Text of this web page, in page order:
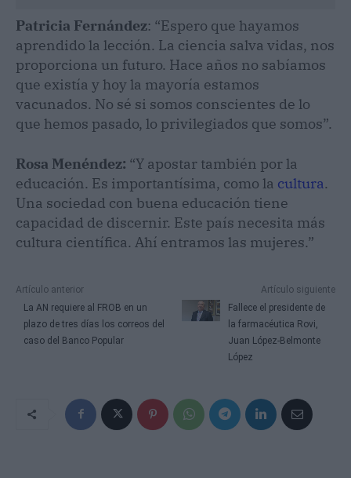
Patricia Fernández: “Espero que hayamos
aprendido la lección. La ciencia salva vidas, nos
proporciona un futuro. Hace años no sabíamos
que existía y hoy la mayoría estamos
vacunados. No sé si somos conscientes de lo
que hemos pasado, lo privilegiados que somos”.
Rosa Menéndez: “Y apostar también por la
educación. Es importantísima, como la cultura.
Una sociedad con buena educación tiene
capacidad de discernir. Este país necesita más
cultura científica. Ahí entramos las mujeres.”
Artículo anterior
La AN requiere al FROB en un
plazo de tres días los correos del
caso del Banco Popular
Artículo siguiente
Fallece el presidente de
la farmacéutica Rovi,
Juan López-Belmonte
López